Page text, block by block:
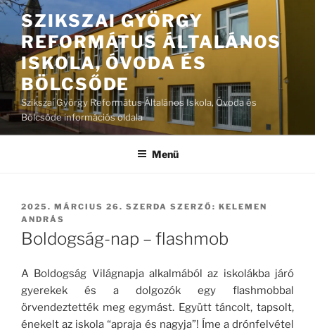
Tartalomhoz
SZIKSZAI GYÖRGY
REFORMÁTUS ÁLTALÁNOS
ISKOLA, ÓVODA ÉS
BÖLCSŐDE
Szikszai György Református Általános Iskola, Óvoda és
Bölcsőde információs oldala
Menü
BEKÜLDVE:
2025. MÁRCIUS 26. SZERDA SZERZŐ: KELEMEN
ANDRÁS
Boldogság-nap – flashmob
A Boldogság Világnapja alkalmából az iskolákba járó
gyerekek és a dolgozók egy flashmobbal
örvendeztették meg egymást. Együtt táncolt, tapsolt,
énekelt az iskola “apraja és nagyja”! Íme a drónfelvétel